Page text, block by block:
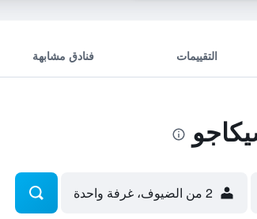
التقييمات فنادق مشابهة
2 من الضيوف، غرفة واحدة